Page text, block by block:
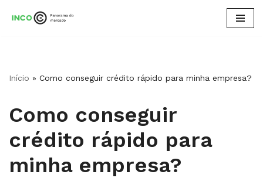
conteúdo
Início » Como conseguir crédito rápido para minha empresa?
Como conseguir
crédito rápido para
minha empresa?